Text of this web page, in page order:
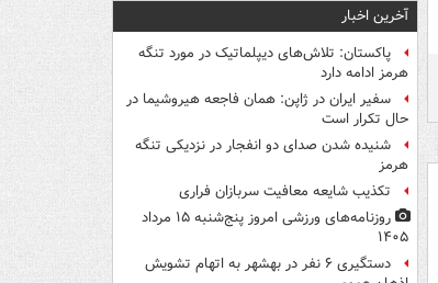
آخرین اخبار
پاکستان: تلاش‌های دیپلماتیک در مورد تنگه
هرمز ادامه دارد
سفیر ایران در ژاپن: همان فاجعه هیروشیما در
حال تکرار است
شنیده شدن صدای دو انفجار در نزدیکی تنگه
هرمز
تکذیب شایعه معافیت سربازان فراری
روزنامه‌های ورزشی امروز پنج‌شنبه ۱۵ مرداد
۱۴۰۵
دستگیری ۶ نفر در بهشهر به اتهام تشویش